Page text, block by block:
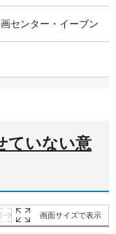
センター・イーブン
ていない意
画面サイズで表示